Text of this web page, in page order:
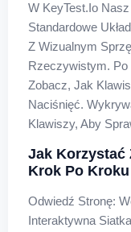
W KeyTest.io
Standardowe
Z Wizualnym
Rzeczywistym. Po
Zobacz, Jak
Naciśnięć.
Klawiszy, Aby
Jak Korzystać
Krok Po Kroku
Odwiedź Stronę:
Interaktywna